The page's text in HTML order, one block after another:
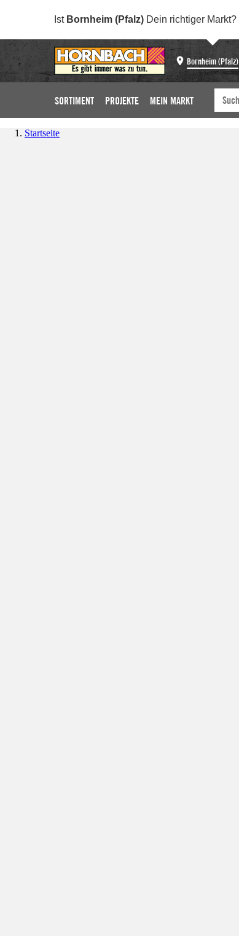
Ist Bornheim (Pfalz) Dein richtiger Markt?
Bornheim (Pfalz)
SORTIMENT PROJEKTE MEIN MARKT
Startseite